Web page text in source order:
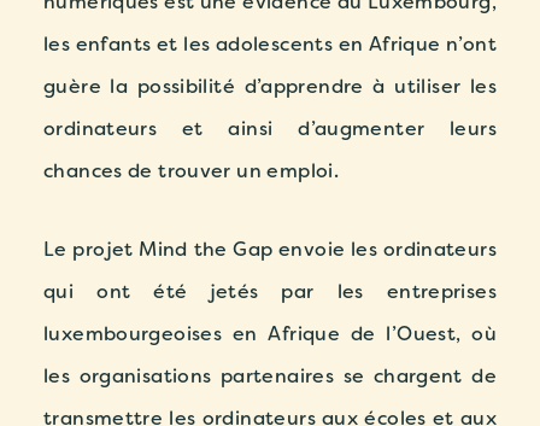
les enfants et les adolescents en Afrique n’ont
guère la possibilité d’apprendre à utiliser les
ordinateurs et ainsi d’augmenter leurs
chances de trouver un emploi.
Le projet Mind the Gap envoie les ordinateurs
qui ont été jetés par les entreprises
luxembourgeoises en Afrique de l’Ouest, où
les organisations partenaires se chargent de
transmettre les ordinateurs aux écoles et aux